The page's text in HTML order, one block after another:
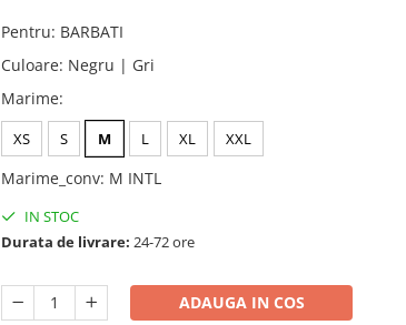
Pentru: BARBATI
Culoare: Negru | Gri
Marime:
XS S M L XL XXL
Marime_conv: M INTL
IN STOC
Durata de livrare: 24-72 ore
ADAUGA IN COS